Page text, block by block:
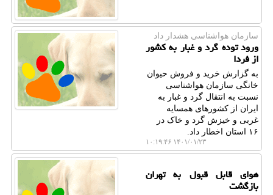
سازمان هواشناسی هشدار داد
ورود توده گرد و غبار به کشور
از فردا
به گزارش خرید و فروش حیوان
خانگی سازمان هواشناسی
نسبت به انتقال گرد و غبار به
ایران از کشورهای همسایه
غربی و خیزش گرد و خاک در
۱۶ استان اخطار داد.
۱۴۰۱/۰۱/۲۳ ۱۰:۱۹:۴۶
هوای قابل قبول به تهران
بازگشت